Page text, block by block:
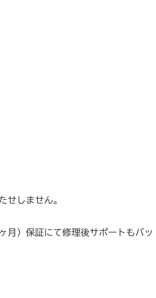
せしません。
月）保証にて修理後サポートもバッ